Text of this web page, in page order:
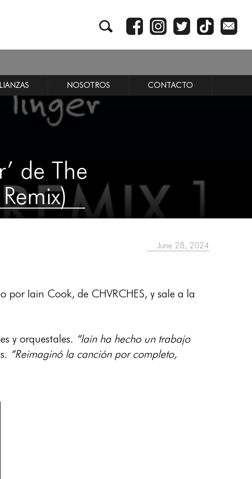
NOSOTROS CONTACTO
de The
June 28, 2024
por Iain Cook, de CHVRCHES, y sale a la
y orquestales. “Iain ha hecho un trabajo
“Reimaginó la canción por completo,